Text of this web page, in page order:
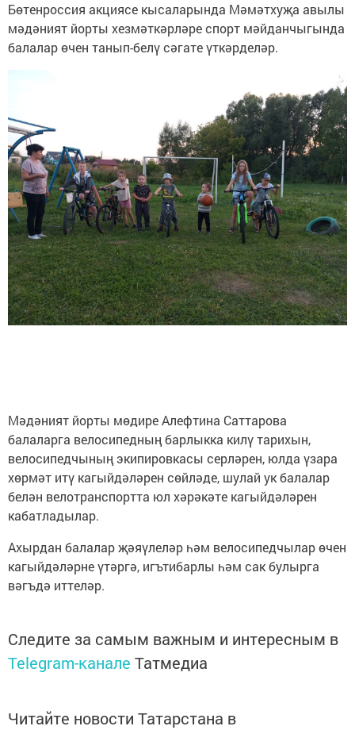
Бөтенроссия акциясе кысаларында Мәмәтхуҗа авылы
мәдәният йорты хезмәткәрләре спорт мәйданчыгында
балалар өчен танып-белү сәгате үткәрделәр.
Мәдәният йорты мөдире Алефтина Саттарова
балаларга велосипедның барлыкка килү тарихын,
велосипедчының экипировкасы серләрен, юлда үзара
хөрмәт итү кагыйдәләрен сөйләде, шулай ук балалар
белән велотранспортта юл хәрәкәте кагыйдәләрен
кабатладылар.
Ахырдан балалар җәяүлеләр һәм велосипедчылар өчен
кагыйдәләрне үтәргә, игътибарлы һәм сак булырга
вәгъдә иттеләр.
Следите за самым важным и интересным в
Telegram-канале Татмедиа
Читайте новости Татарстана в